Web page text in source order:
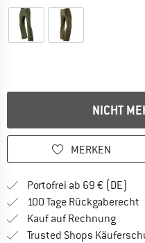
NICHT
MERKEN
Portofrei ab 69 € (DE)
100 Tage Rückgaberecht
Kauf auf RechnungFinde
Trusted Shops